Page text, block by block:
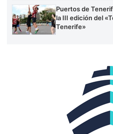
Puertos de
la III edición del
Tenerife»